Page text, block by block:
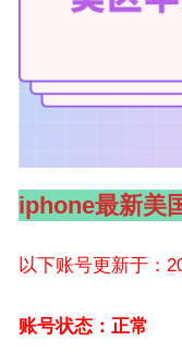
iphone最新美
以下账号更新于：
账号状态：正常